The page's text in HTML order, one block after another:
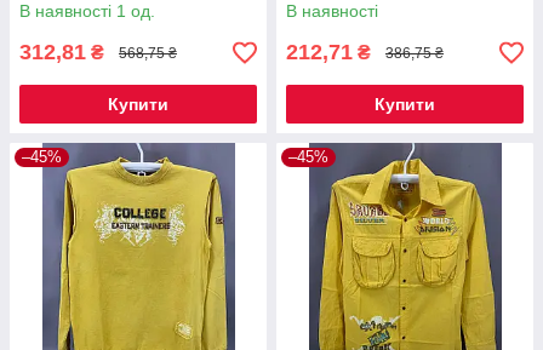
В наявності 1 од.
312,81 ₴ 568,75 ₴
Купити
В наявності
212,71 ₴ 386,75 ₴
Купити
–45% –45%